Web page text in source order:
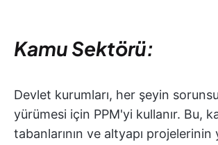
Kamu Sektörü:
Devlet kurumları, her şeyin
yürümesi için PPM'yi kullanır. Bu,
tabanlarının ve altyapı